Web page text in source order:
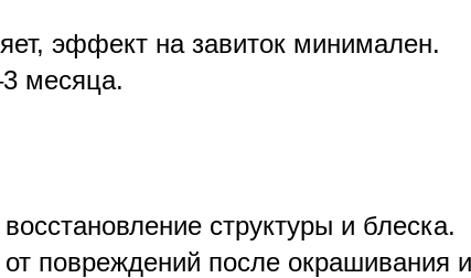
эффект на завиток минимален.
месяца.
структуры и блеска.
повреждений после окрашивания